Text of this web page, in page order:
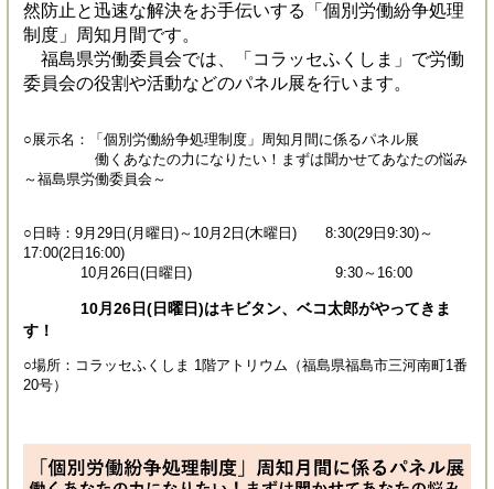
然防止と迅速な解決をお手伝いする「個別労働紛争処理
制度」周知月間です。
福島県労働委員会では、「コラッセふくしま」で労働
委員会の役割や活動などのパネル展を行います。
○展示名：「個別労働紛争処理制度」周知月間に係るパネル展
働くあなたの力になりたい！まずは聞かせてあなたの悩み
～福島県労働委員会～
○日時：9月29日(月曜日)～10月2日(木曜日) 8:30(29日9:30)～
17:00(2日16:00)
10月26日(日曜日) 9:30～16:00
10月26日(日曜日)はキビタン、ベコ太郎がやってきま
す！
○場所：コラッセふくしま 1階アトリウム（福島県福島市三河南町1番
20号）